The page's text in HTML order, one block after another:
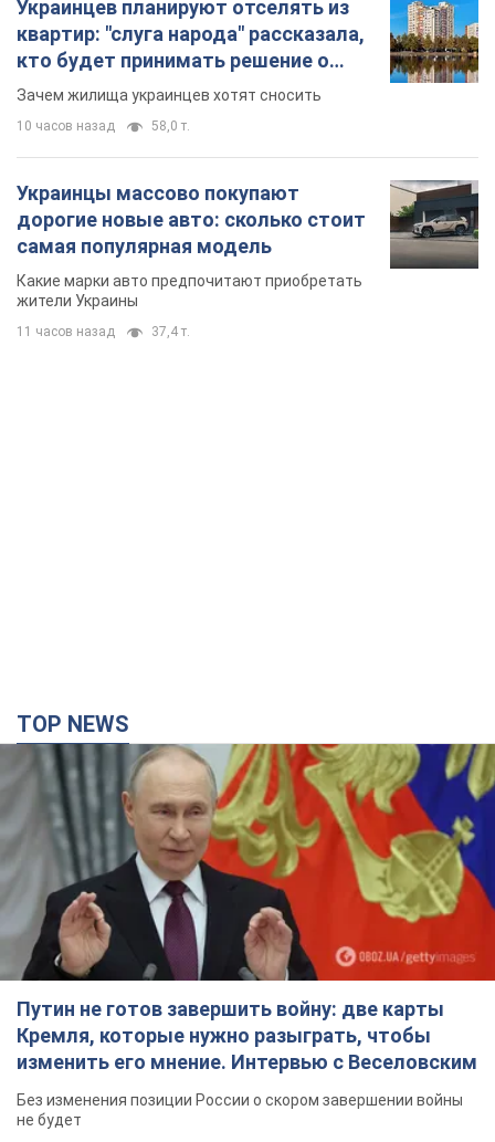
Украинцев планируют отселять из
квартир: "слуга народа" рассказала,
кто будет принимать решение о
сносе домов
Зачем жилища украинцев хотят сносить
10 часов назад 58,0 т.
Украинцы массово покупают
дорогие новые авто: сколько стоит
самая популярная модель
Какие марки авто предпочитают приобретать
жители Украины
11 часов назад 37,4 т.
TOP NEWS
Путин не готов завершить войну: две карты
Кремля, которые нужно разыграть, чтобы
изменить его мнение. Интервью с Веселовским
Без изменения позиции России о скором завершении войны
не будет